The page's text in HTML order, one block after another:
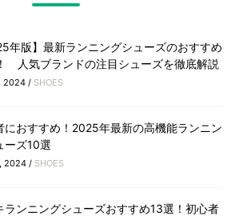
年版】最新ランニングシューズのおすすめ
人気ブランドの注目シューズを徹底解説
2024 / SHOES
におすすめ！2025年最新の高機能ランニン
ーズ10選
2024 / SHOES
ランニングシューズおすすめ13選！初心者